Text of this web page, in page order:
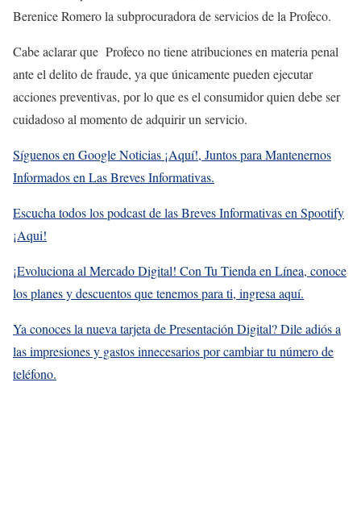
Berenice Romero la subprocuradora de servicios de la Profeco.
Cabe aclarar que Profeco no tiene atribuciones en materia penal
ante el delito de fraude, ya que únicamente pueden ejecutar
acciones preventivas, por lo que es el consumidor quien debe ser
cuidadoso al momento de adquirir un servicio.
Síguenos en Google Noticias ¡Aquí!, Juntos para Mantenernos
Informados en Las Breves Informativas.
Escucha todos los podcast de las Breves Informativas en Spootify
¡Aqui!
¡Evoluciona al Mercado Digital! Con Tu Tienda en Línea, conoce
los planes y descuentos que tenemos para ti, ingresa aquí.
Ya conoces la nueva tarjeta de Presentación Digital? Dile adiós a
las impresiones y gastos innecesarios por cambiar tu número de
teléfono.